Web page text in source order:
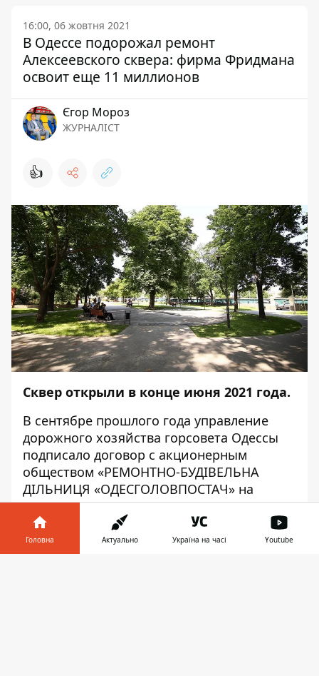
16:00, 06 жовтня 2021
В Одессе подорожал ремонт
Алексеевского сквера: фирма Фридмана
освоит еще 11 миллионов
Єгор Мороз
ЖУРНАЛІСТ
👍
Сквер открыли в конце июня 2021 года.
В сентябре прошлого года управление
дорожного хозяйства горсовета Одессы
подписало договор с акционерным
обществом «РЕМОНТНО-БУДІВЕЛЬНА
ДІЛЬНИЦЯ «ОДЕСГОЛОВПОСТАЧ» на
ремонт в Алексеевском сквере. Сумма
соглашения тогда составила 36,5 млн грн.
Почти через год в мэрии решили
Головна Актуально Україна на часі Youtube